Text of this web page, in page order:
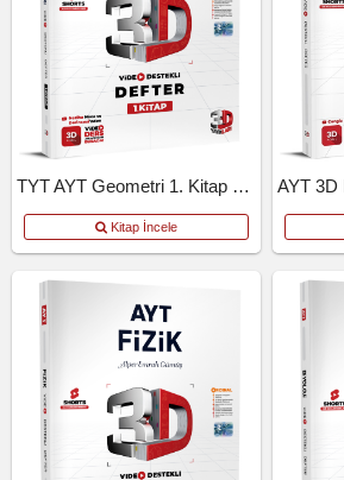
TYT AYT Geometri 1. Kitap Video Destekli Defter
Kitap İncele